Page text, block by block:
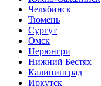
Челябинск
Тюмень
Сургут
Омск
Нерюнгри
Нижний Бестях
Калининград
Иркутск